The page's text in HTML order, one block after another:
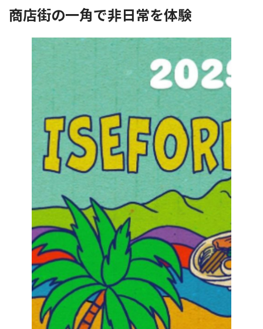
商店街の一角で非日常を体験